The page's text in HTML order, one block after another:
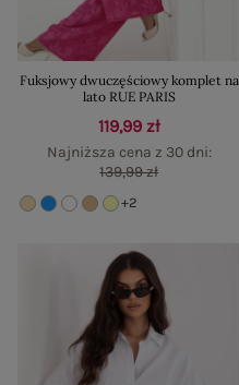
Fuksjowy dwuczęściowy komplet na
lato RUE PARIS
119,99 zł
Najniższa cena z 30 dni:
139,99 zł
+2